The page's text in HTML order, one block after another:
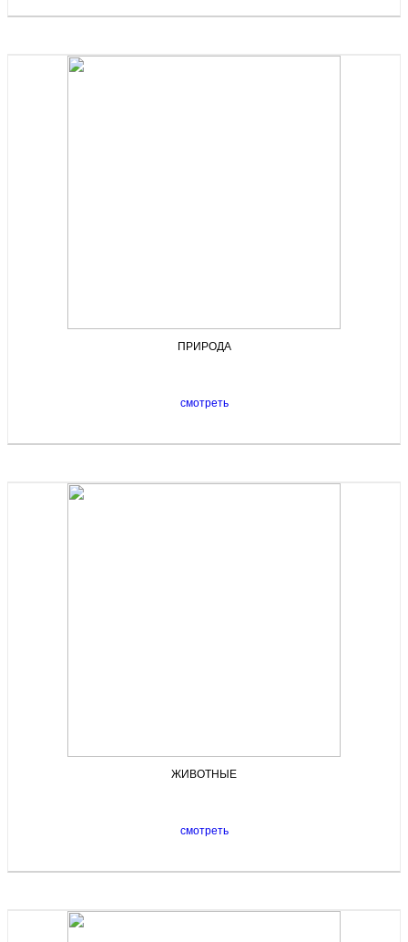
ПРИРОДА
смотреть
ЖИВОТНЫЕ
смотреть